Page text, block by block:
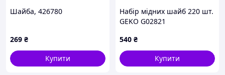
Шайба, 426780
269 ₴
Купити
Набір мідних шайб 220 шт.
GEKO G02821
540 ₴
Купити